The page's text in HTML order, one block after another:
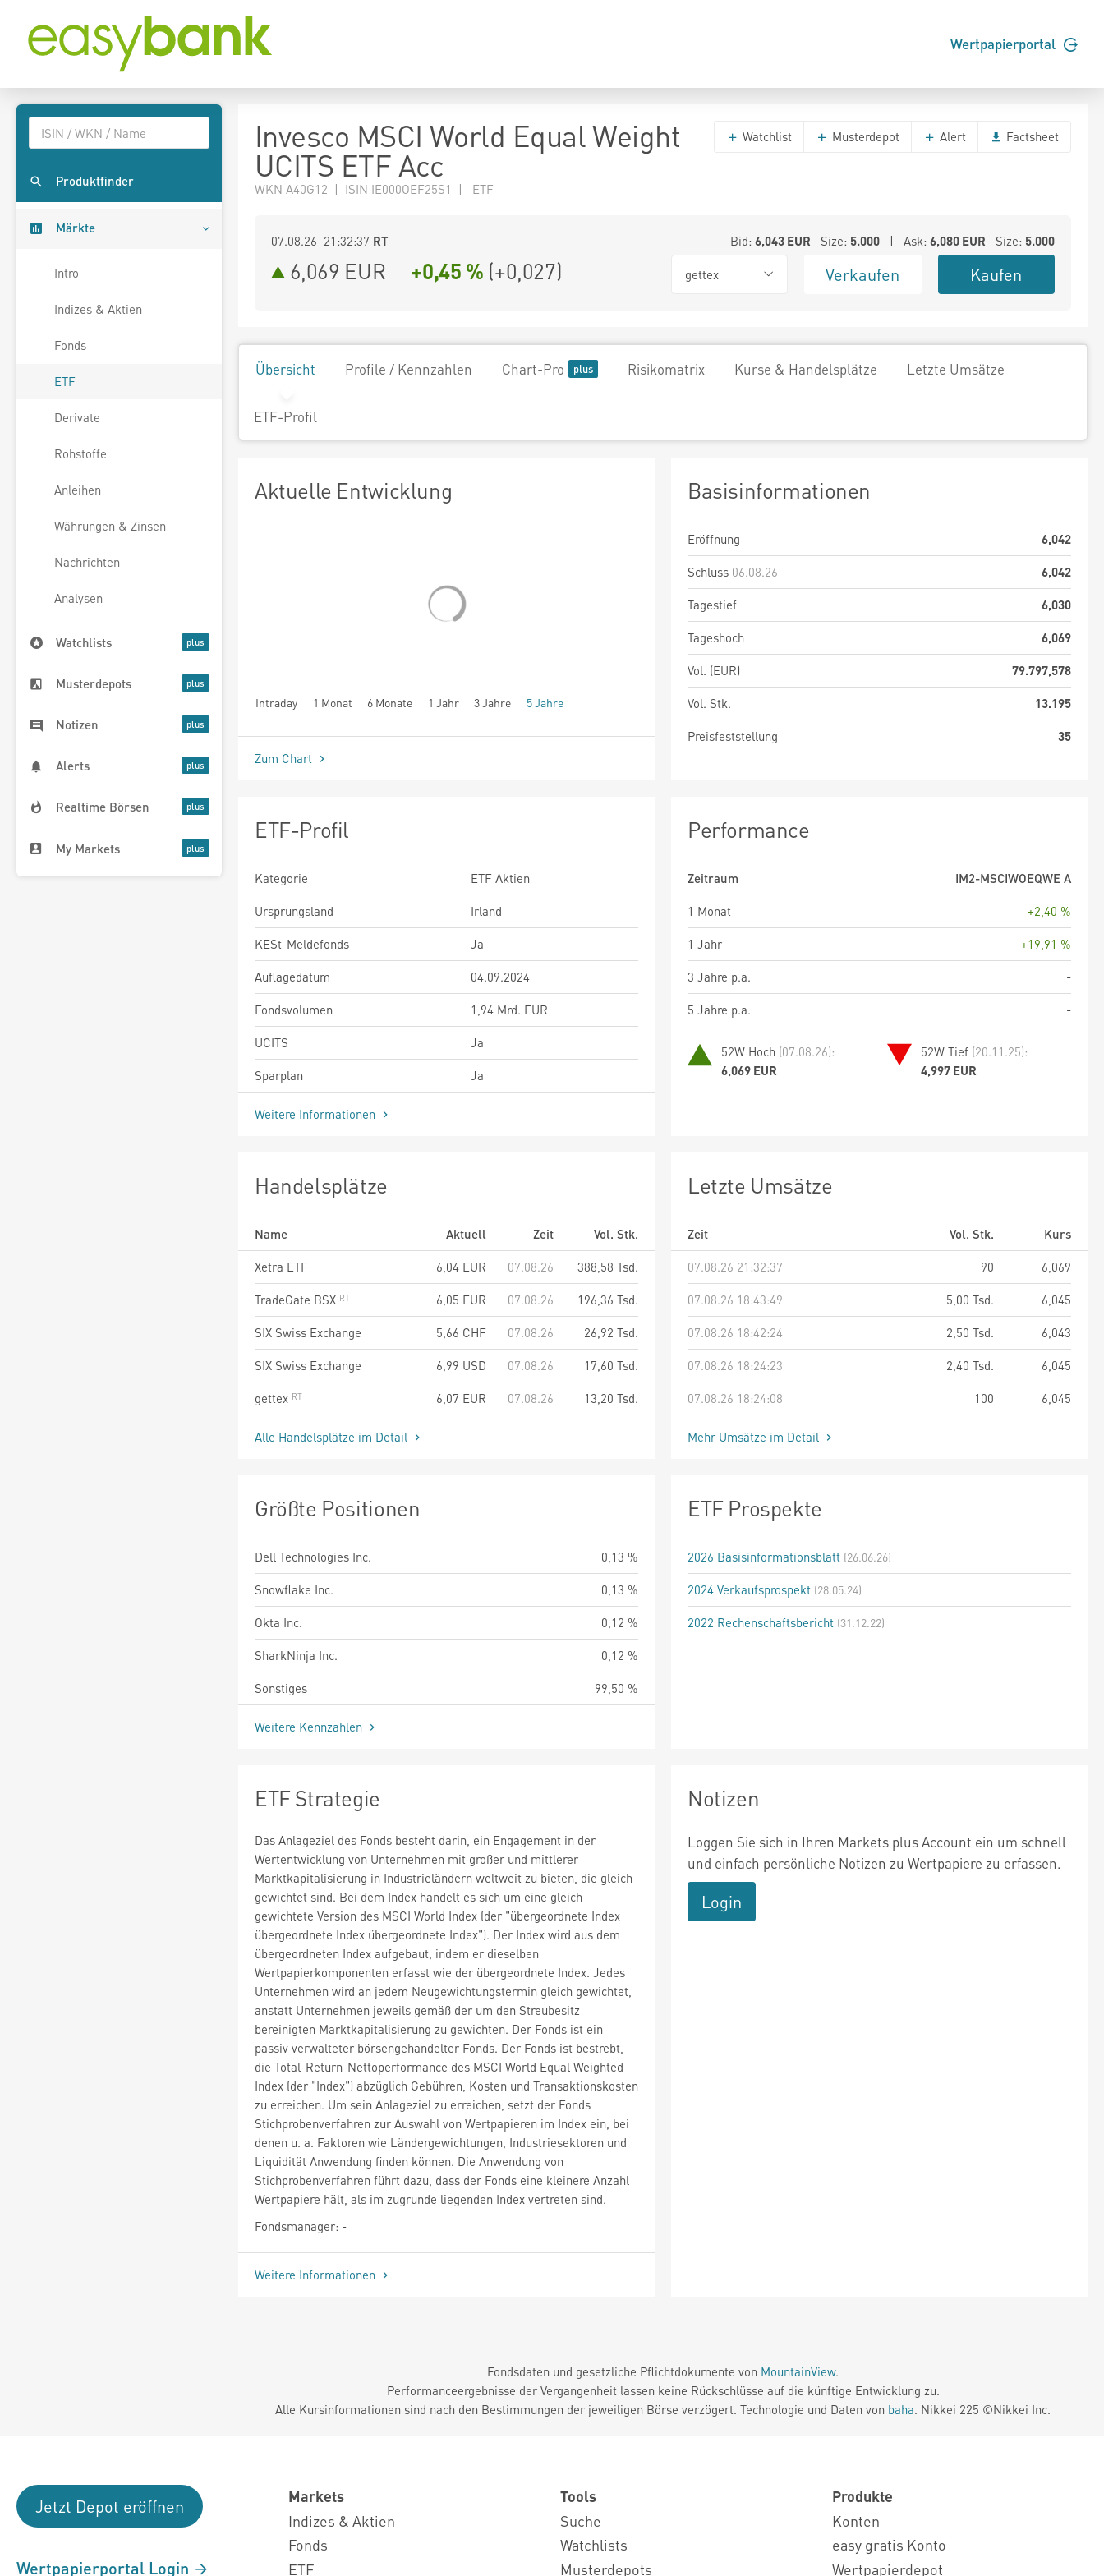
Wertpapierportal
Produktfinder
Märkte
Intro
Indizes & Aktien
Fonds
ETF
Derivate
Rohstoffe
Anleihen
Währungen & Zinsen
Nachrichten
Analysen
Watchlists
Musterdepots
Notizen
Alerts
Realtime Börsen
My Markets
Invesco MSCI World Equal Weight
UCITS ETF Acc
WKN A40G12 | ISIN IE000OEF25S1 | ETF
Watchlist Musterdepot Alert Factsheet
07.08.26 21:32:37 RT Bid: 6,043EUR Size: 5.000| Ask: 6,080EUR Size: 5.000
6,069 EUR +0,45 % (+0,027) gettex Verkaufen Kaufen
Übersicht Profile / Kennzahlen Chart-Pro Risikomatrix Kurse & Handelsplätze Letzte Umsätze
ETF-Profil
Aktuelle Entwicklung
Intraday 1 Monat 6 Monate 1 Jahr 3 Jahre 5 Jahre
seit Beginn
Zum Chart
Basisinformationen
Eröffnung
6,042
Schluss 06.08.26
6,042
Tagestief
6,030
Tageshoch
6,069
Vol. (EUR)
79.797,578
Vol. Stk.
13.195
Preisfeststellung
35
ETF-Profil
Kategorie
ETF Aktien
Ursprungsland
Irland
KESt-Meldefonds
Ja
Auflagedatum
04.09.2024
Fondsvolumen
1,94 Mrd. EUR
UCITS
Ja
Sparplan
Ja
Weitere Informationen
Performance
Zeitraum
IM2-MSCIWOEQWE A
1 Monat
+2,40 %
1 Jahr
+19,91 %
3 Jahre p.a.
-
5 Jahre p.a.
-
52W Hoch (07.08.26):
6,069 EUR
52W Tief (20.11.25):
4,997 EUR
Handelsplätze
Name Aktuell Zeit
Vol. Stk.
Xetra ETF
6,04 EUR 07.08.26
388,58 Tsd.
TradeGate BSX
6,05 EUR 07.08.26
196,36 Tsd.
SIX Swiss Exchange
5,66 CHF 07.08.26
26,92 Tsd.
SIX Swiss Exchange
6,99 USD 07.08.26
17,60 Tsd.
gettex
6,07 EUR 07.08.26 13,20 Tsd.
Alle Handelsplätze im Detail
Letzte Umsätze
Zeit Vol. Stk.
Kurs
07.08.26 21:32:37
90
6,069
07.08.26 18:43:49
5,00 Tsd.
6,045
07.08.26 18:42:24
2,50 Tsd.
6,043
07.08.26 18:24:23
2,40 Tsd.
6,045
07.08.26 18:24:08
100 6,045
Mehr Umsätze im Detail
Größte Positionen
Dell Technologies Inc.
0,13 %
Snowflake Inc.
0,13 %
Okta Inc.
0,12 %
SharkNinja Inc.
0,12 %
Sonstiges
99,50 %
Weitere Kennzahlen
ETF Prospekte
2026 Basisinformationsblatt (26.06.26)
2024 Verkaufsprospekt (28.05.24)
2022 Rechenschaftsbericht (31.12.22)
ETF Strategie
Das Anlageziel des Fonds besteht darin, ein Engagement in der
Wertentwicklung von Unternehmen mit großer und mittlerer
Marktkapitalisierung in Industrieländern weltweit zu bieten, die gleich
gewichtet sind. Bei dem Index handelt es sich um eine gleich
gewichtete Version des MSCI World Index (der "übergeordnete Index
übergeordnete Index übergeordnete Index"). Der Index wird aus dem
übergeordneten Index aufgebaut, indem er dieselben
Wertpapierkomponenten erfasst wie der übergeordnete Index. Jedes
Unternehmen wird an jedem Neugewichtungstermin gleich gewichtet,
anstatt Unternehmen jeweils gemäß der um den Streubesitz
bereinigten Marktkapitalisierung zu gewichten. Der Fonds ist ein
passiv verwalteter börsengehandelter Fonds. Der Fonds ist bestrebt,
die Total-Return-Nettoperformance des MSCI World Equal Weighted
Index (der "Index") abzüglich Gebühren, Kosten und Transaktionskosten
zu erreichen. Um sein Anlageziel zu erreichen, setzt der Fonds
Stichprobenverfahren zur Auswahl von Wertpapieren im Index ein, bei
denen u. a. Faktoren wie Ländergewichtungen, Industriesektoren und
Liquidität Anwendung finden können. Die Anwendung von
Stichprobenverfahren führt dazu, dass der Fonds eine kleinere Anzahl
Wertpapiere hält, als im zugrunde liegenden Index vertreten sind.
Fondsmanager: -
Weitere Informationen
Notizen
Loggen Sie sich in Ihren Markets plus Account ein um schnell
und einfach persönliche Notizen zu Wertpapiere zu erfassen.
Login
Fondsdaten und gesetzliche Pflichtdokumente von MountainView.
Performanceergebnisse der Vergangenheit lassen keine Rückschlüsse auf die künftige Entwicklung zu.
Alle Kursinformationen sind nach den Bestimmungen der jeweiligen Börse verzögert. Technologie und Daten von baha. Nikkei 225 ©Nikkei Inc.
Jetzt Depot eröffnen
Wertpapierportal Login
Markets
Indizes & Aktien
Fonds
ETF
Tools
Suche
Watchlists
Musterdepots
Produkte
Konten
easy gratis Konto
Wertpapierdepot